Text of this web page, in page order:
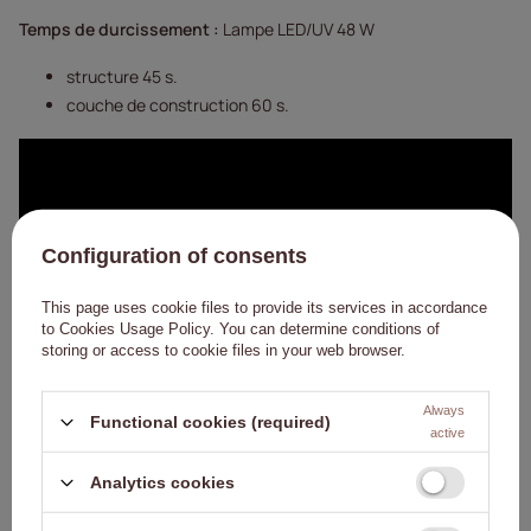
Temps de durcissement : Lampe LED/UV 48 W
structure 45 s.
couche de construction 60 s.
Configuration of consents
This page uses cookie files to provide its services in accordance
to Cookies Usage Policy. You can determine conditions of
storing or access to cookie files in your web browser.
Functional cookies (required)
Always
active
Analytics cookies